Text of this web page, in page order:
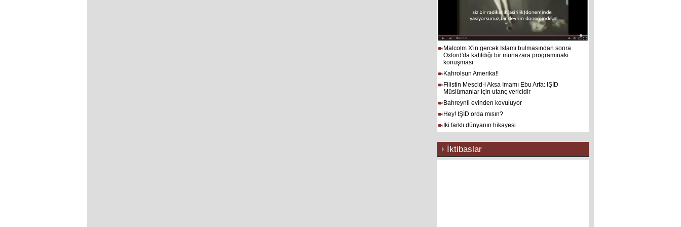
Malcolm X'in gercek Islamı bulmasından sonra
Oxford'da katıldığı bir münazara programınaki
konuşması
Kahrolsun Amerika!!
Filistin Mescid-i Aksa Imamı Ebu Arfa: IŞİD
Müslümanlar için utanç vericidir
Bahreynli evinden kovuluyor
Hey! IŞİD orda mısın?
İki farklı dünyanın hikayesi
İktibaslar